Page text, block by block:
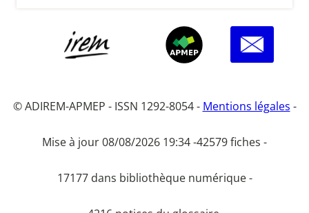
© ADIREM-APMEP - ISSN 1292-8054 - Mentions légales -
Mise à jour 08/08/2026 19:34 -42579 fiches -
17177 dans bibliothèque numérique -